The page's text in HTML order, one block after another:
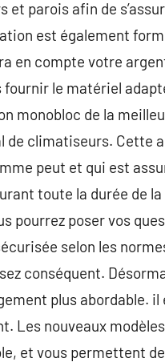
parois afin de
est également
en compte votre
le matériel
monobloc de la
climatiseurs. Cette
peut et qui est
toute la durée de
pourrez poser vos
selon les
conséquent.
plus abordable. il
Les nouveaux
et vous permettent